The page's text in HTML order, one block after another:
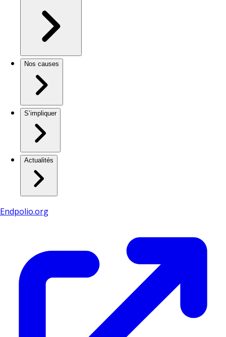
Nos causes
S’impliquer
Actualités
Endpolio.org